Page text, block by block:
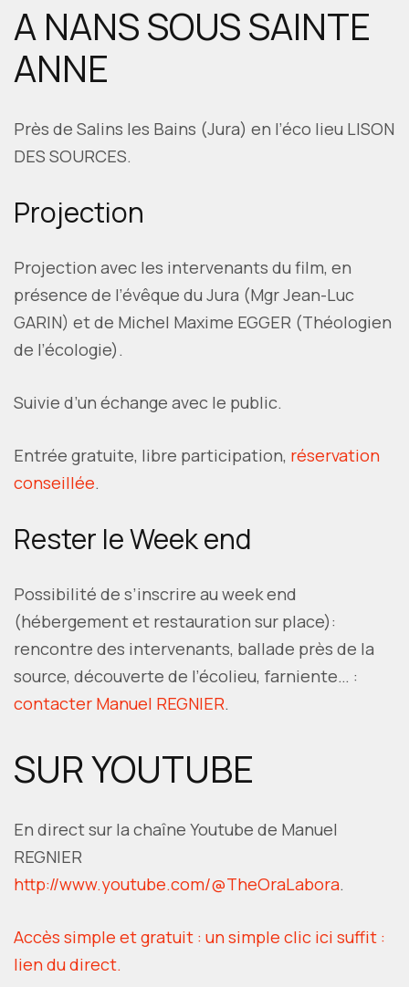
A NANS SOUS SAINTE
ANNE
Près de Salins les Bains (Jura) en l’éco lieu LISON
DES SOURCES.
Projection
Projection avec les intervenants du film, en
présence de l’évêque du Jura (Mgr Jean-Luc
GARIN) et de Michel Maxime EGGER (Théologien
de l’écologie).
Suivie d’un échange avec le public.
Entrée gratuite, libre participation, réservation
conseillée.
Rester le Week end
Possibilité de s’inscrire au week end
(hébergement et restauration sur place):
rencontre des intervenants, ballade près de la
source, découverte de l’écolieu, farniente… :
contacter Manuel REGNIER.
SUR YOUTUBE
En direct sur la chaîne Youtube de Manuel
REGNIER
http://www.youtube.com/@TheOraLabora.
Accès simple et gratuit : un simple clic ici suffit :
lien du direct.